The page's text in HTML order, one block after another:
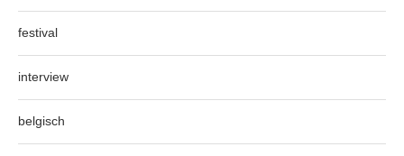
festival
interview
belgisch